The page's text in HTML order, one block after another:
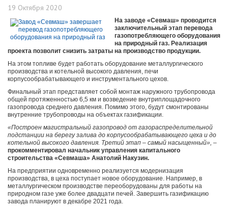
19 Октября 2020
На заводе «Севмаш» проводится
заключительный этап перевода
газопотребляющего оборудования
на природный газ. Реализация
проекта позволит снизить затраты на производство продукции.
На этом топливе будет работать оборудование металлургического
производства и котельной высокого давления, печи
корпусообрабатывающего и инструментального цехов.
Финальный этап представляет собой монтаж наружного трубопровода
общей протяженностью 6,5 км и возведение внутриплощадочного
газопровода среднего давления. Помимо этого, будут смонтированы
внутренние трубопроводы на объектах газификации.
«Построен магистральный газопровод от газораспределительной
подстанции на берегу залива до корпусообрабатывающего цеха и до
котельной высокого давления. Третий этап – самый насыщенный», –
прокомментировал начальник управления капитального
строительства «Севмаша» Анатолий Накузин.
На предприятии одновременно реализуется модернизация
производства, в цеха поступает новое оборудование. Например, в
металлургическом производстве переоборудованы для работы на
природном газе уже более двадцати печей. Завершить газификацию
завода планируют в декабре 2021 года.